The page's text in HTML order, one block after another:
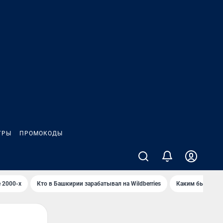
ПРОМОКОДЫ
2000-х Кто в Башкирии зарабатывал на Wildberries Каким было